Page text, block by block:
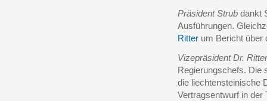
Präsident Strub dankt
Ausführungen.
Ritter um Bericht über
Vizepräsident Dr.
Regierungschefs. Die
die liechtensteinische
Vertragsentwurf in der